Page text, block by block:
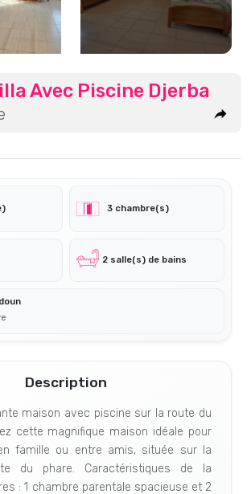
Avec Piscine Djerba
3 chambre(s)
2 salle(s) de bains
Description
maison avec piscine sur la route du
cette magnifique maison idéale pour
famille ou entre amis, située sur la
du phare. Caractéristiques de la
: 1 chambre parentale spacieuse et 2